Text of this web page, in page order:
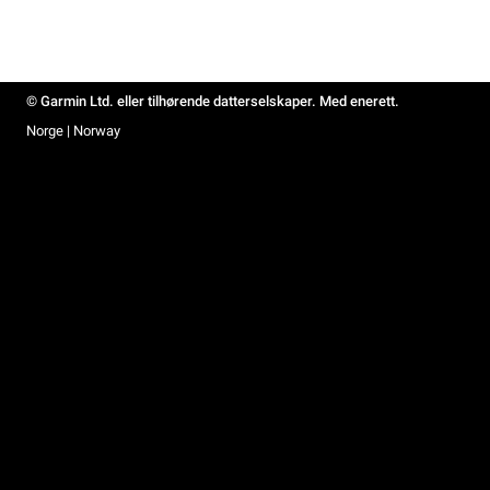
© Garmin Ltd. eller tilhørende datterselskaper. Med enerett.
Norge | Norway